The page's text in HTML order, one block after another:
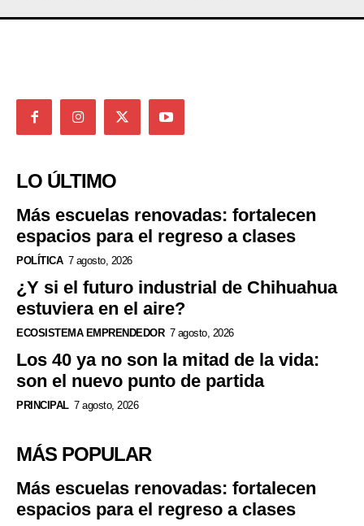
LO ÚLTIMO
Más escuelas renovadas: fortalecen
espacios para el regreso a clases
POLÍTICA 7 agosto, 2026
¿Y si el futuro industrial de Chihuahua
estuviera en el aire?
ECOSISTEMA EMPRENDEDOR 7 agosto, 2026
Los 40 ya no son la mitad de la vida:
son el nuevo punto de partida
PRINCIPAL 7 agosto, 2026
MÁS POPULAR
Más escuelas renovadas: fortalecen
espacios para el regreso a clases